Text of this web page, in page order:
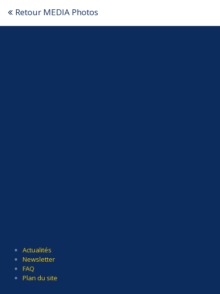
Retour MEDIA Photos
Actualités
Newsletter
FAQ
Plan du site